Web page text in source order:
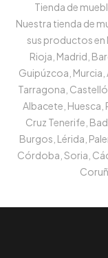
Tienda de
Nuestra tienda de
sus productos en
Rioja, Madrid,
Guipúzcoa, Murcia,
Tarragona,
Albacete, Huesca,
Cruz Tenerife,
Burgos, Lérida,
Córdoba, Soria,